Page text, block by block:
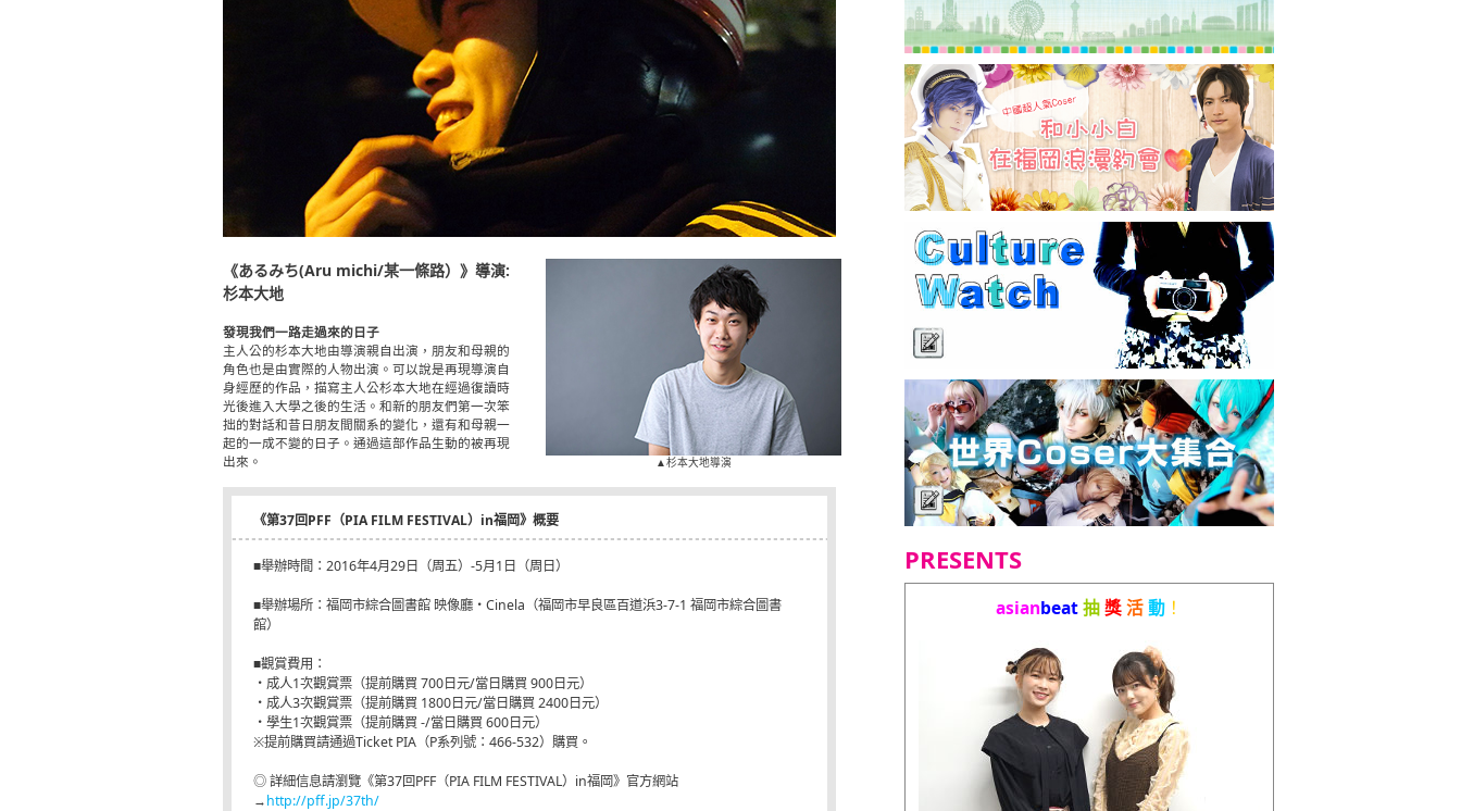
《あるみち(Aru michi/某一條路）》導演:
杉本大地
發現我們一路走過來的日子
主人公的杉本大地由導演親自出演，朋友和母親的
角色也是由實際的人物出演。可以說是再現導演自
身經歷的作品，描寫主人公杉本大地在經過復讀時
光後進入大學之後的生活。和新的朋友們第一次笨
拙的對話和昔日朋友間關系的變化，還有和母親一
起的一成不變的日子。通過這部作品生動的被再現
出來。
▲杉本大地導演
《第37回PFF（PIA FILM FESTIVAL）in福岡》概要
■舉辦時間：2016年4月29日（周五）-5月1日（周日）
■舉辦場所：福岡市綜合圖書館 映像廳・Cinela（福岡市早良區百道浜3-7-1 福岡市綜合圖書
館）
■觀賞費用：
・成人1次觀賞票（提前購買 700日元/當日購買 900日元）
・成人3次觀賞票（提前購買 1800日元/當日購買 2400日元）
・學生1次觀賞票（提前購買 -/當日購買 600日元）
※提前購買請通過Ticket PIA（P系列號：466-532）購買。
◎ 詳細信息請瀏覽《第37回PFF（PIA FILM FESTIVAL）in福岡》官方網站
→http://pff.jp/37th/
PRESENTS
asianbeat抽獎活動 ！